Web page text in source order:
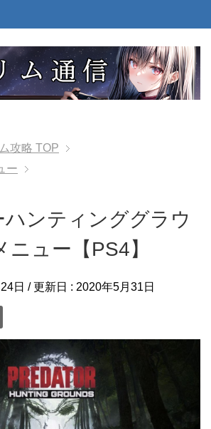
攻略 TOP
ー
ンティンググラウ
ニュー【PS4】
日 / 更新日 : 2020年5月31日